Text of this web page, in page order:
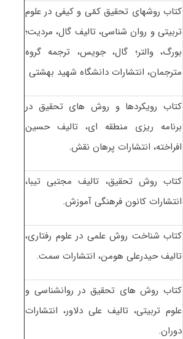
کتاب روشهای تحقیق کمّی و کیفی در علوم
تربیتی و روان شناسی، تالیف گال، مردیت؛
بورگ، والتر؛ گال، جویس، ترجمه گروه
مترجمان، انتشارات دانشگاه شهید بهشتی
کتاب رویکردها و روش های تحقیق در
برنامه ریزی منطقه ای، تالیف حسین
افراخته، انتشارات پرهان نقش.
کتاب روش تحقیق، تالیف مجتبی تیبا،
انتشارات کانون فرهنگی آموزش.
کتاب شناخت روش علمی در علوم رفتاری،
تالیف حیدرعلی هومن، انتشارات سمت.
کتاب روش های تحقیق در روانشناسی و
علوم تربیتی، تالیف علی دلاور، انتشارات
دوران.